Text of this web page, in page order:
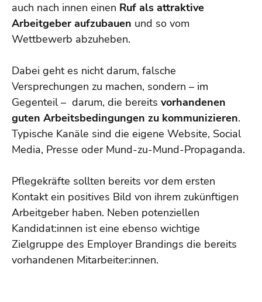
auch nach innen einen Ruf als attraktive
Arbeitgeber aufzubauen und so vom
Wettbewerb abzuheben.
Dabei geht es nicht darum, falsche
Versprechungen zu machen, sondern – im
Gegenteil – darum, die bereits vorhandenen
guten Arbeitsbedingungen zu kommunizieren.
Typische Kanäle sind die eigene Website, Social
Media, Presse oder Mund-zu-Mund-Propaganda.
Pflegekräfte sollten bereits vor dem ersten
Kontakt ein positives Bild von ihrem zukünftigen
Arbeitgeber haben. Neben potenziellen
Kandidat:innen ist eine ebenso wichtige
Zielgruppe des Employer Brandings die bereits
vorhandenen Mitarbeiter:innen.